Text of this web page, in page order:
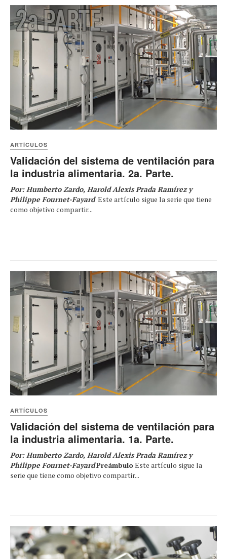
ARTÍCULOS
Validación del sistema de ventilación para
la industria alimentaria. 2a. Parte.
Por: Humberto Zardo, Harold Alexis Prada Ramírez y
Philippe Fournet-FayardEste artículo sigue la serie que tiene
como objetivo compartir...
ARTÍCULOS
Validación del sistema de ventilación para
la industria alimentaria. 1a. Parte.
Por: Humberto Zardo, Harold Alexis Prada Ramírez y
Philippe Fournet-FayardPreámbuloEste artículo sigue la
serie que tiene como objetivo compartir...